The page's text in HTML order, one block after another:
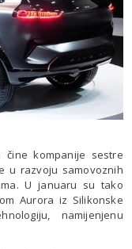
čine kompanije sestre
u razvoju samovoznih
U januaru su tako
Aurora iz Silikonske
namijenjenu